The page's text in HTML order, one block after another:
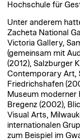
Hochschule für
Unter anderem
Zacheta National
Victoria Gallery,
(gemeinsam mit
(2012), Salzburger
Contemporary Art,
Friedrichshafen
Museum moderner
Bregenz (2002),
Visual Arts,
internationalen
zum Beispiel im